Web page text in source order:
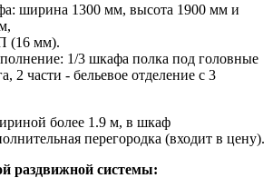
ширина 1300 мм, высота 1900 мм и
(16 мм).
1/3 шкафа полка под головные
2 части - бельевое отделение с 3
более 1.9 м, в шкаф
перегородка (входит в цену).
раздвижной системы: